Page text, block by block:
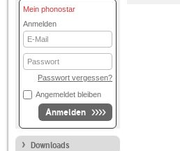
Mein phonostar
Anmelden
E-
Mail
Passwort
Passwort vergessen?
Angemeldet bleiben
Anmelden
Downloads